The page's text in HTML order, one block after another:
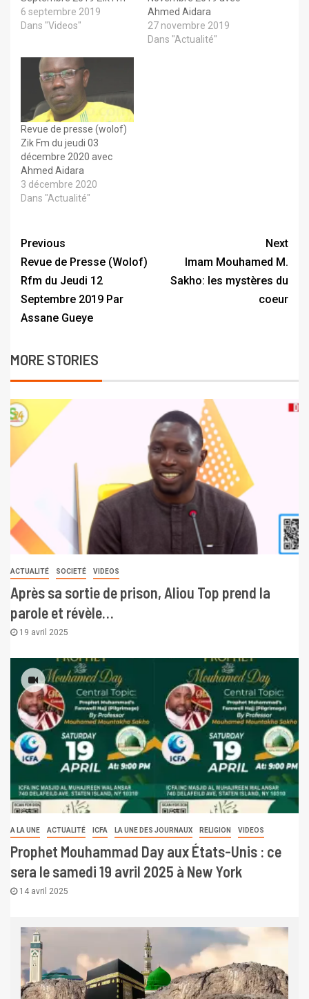
6 septembre 2019
Dans "Videos"
Ahmed Aidara
27 novembre 2019
Dans "Actualité"
Revue de presse (wolof)
Zik Fm du jeudi 03
décembre 2020 avec
Ahmed Aidara
3 décembre 2020
Dans "Actualité"
Previous
Revue de Presse (Wolof)
Rfm du Jeudi 12
Septembre 2019 Par
Assane Gueye
Next
Imam Mouhamed M.
Sakho: les mystères du
coeur
MORE STORIES
ACTUALITÉ SOCIETÉ VIDEOS
Après sa sortie de prison, Aliou Top prend la
parole et révèle…
19 avril 2025
A LA UNE ACTUALITÉ ICFA LA UNE DES JOURNAUX RELIGION VIDEOS
Prophet Mouhammad Day aux États-Unis : ce
sera le samedi 19 avril 2025 à New York
14 avril 2025